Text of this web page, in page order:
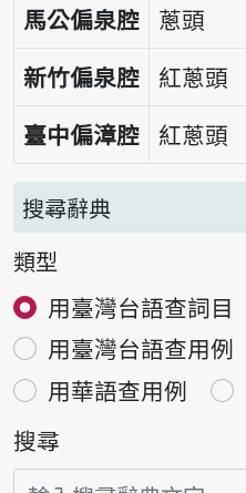
馬公偏泉腔 蔥頭
新竹偏泉腔 紅蔥頭
臺中偏漳腔 紅蔥頭
搜尋辭典
類型
用臺灣台語查詞目
用臺灣台語查用例
用華語查用例
搜尋